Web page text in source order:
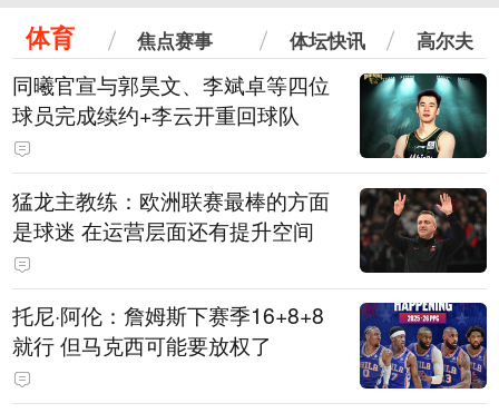
体育 焦点赛事 体坛快讯 高尔夫
同曦官宣与郭昊文、李斌卓等四位
球员完成续约+李云开重回球队
猛龙主教练：欧洲联赛最棒的方面
是球迷 在运营层面还有提升空间
托尼·阿伦：詹姆斯下赛季16+8+8
就行 但马克西可能要放权了